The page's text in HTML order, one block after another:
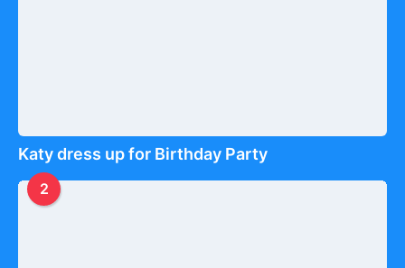
Katy dress up for Birthday Party
2